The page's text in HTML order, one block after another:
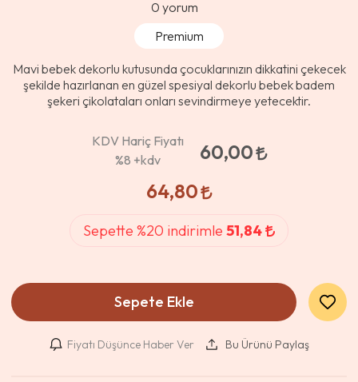
0 yorum
Premium
Mavi bebek dekorlu kutusunda çocuklarınızın dikkatini çekecek
şekilde hazırlanan en güzel spesiyal dekorlu bebek badem
şekeri çikolataları onları sevindirmeye yetecektir.
KDV Hariç Fiyatı
%8 +kdv
60,00
64,80
Sepette %20 indirimle 51,84
Sepete Ekle
Fiyatı Düşünce Haber Ver Bu Ürünü Paylaş